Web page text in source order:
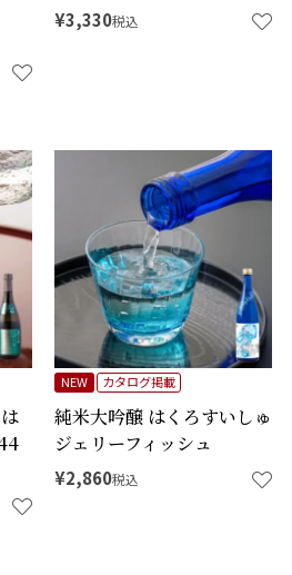
¥3,330税込
純米大吟醸 はくろすいしゅ
ジェリーフィッシュ
NEW カタログ掲載
¥2,860税込